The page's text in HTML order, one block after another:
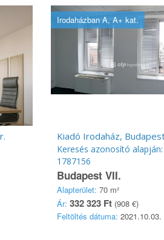
Irodaházban A, A+ kat.
Kiadó Irodaház,
Keresés azonosító
1787156
Budapest VII.
Alapterület: 70 m²
Ár: 332 323 Ft(908 €)
Feltöltés dátuma: 2021.10.03.